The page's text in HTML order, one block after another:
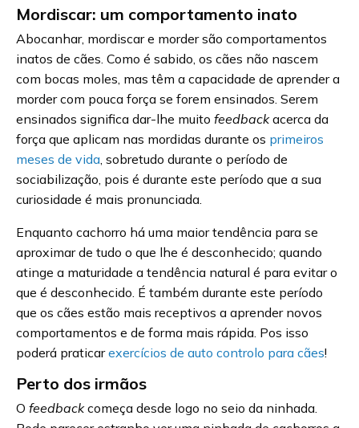
Mordiscar: um comportamento inato
Abocanhar, mordiscar e morder são comportamentos
inatos de cães. Como é sabido, os cães não nascem
com bocas moles, mas têm a capacidade de aprender a
morder com pouca força se forem ensinados. Serem
ensinados significa dar-lhe muito feedbackacerca da
força que aplicam nas mordidas durante os primeiros
meses de vida, sobretudo durante o período de
sociabilização, pois é durante este período que a sua
curiosidade é mais pronunciada.
Enquanto cachorro há uma maior tendência para se
aproximar de tudo o que lhe é desconhecido; quando
atinge a maturidade a tendência natural é para evitar o
que é desconhecido. É também durante este período
que os cães estão mais receptivos a aprender novos
comportamentos e de forma mais rápida. Pos isso
poderá praticarexercícios de auto controlo para cães!
Perto dos irmãos
O feedbackcomeça desde logo no seio da ninhada.